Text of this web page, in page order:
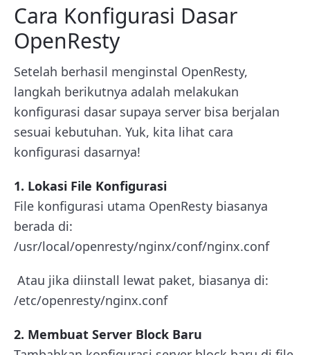
Cara Konfigurasi Dasar
OpenResty
Setelah berhasil menginstal OpenResty,
langkah berikutnya adalah melakukan
konfigurasi dasar supaya server bisa berjalan
sesuai kebutuhan. Yuk, kita lihat cara
konfigurasi dasarnya!
1. Lokasi File Konfigurasi
File konfigurasi utama OpenResty biasanya
berada di:
/usr/local/openresty/nginx/conf/nginx.conf
Atau jika diinstall lewat paket, biasanya di:
/etc/openresty/nginx.conf
2. Membuat Server Block Baru